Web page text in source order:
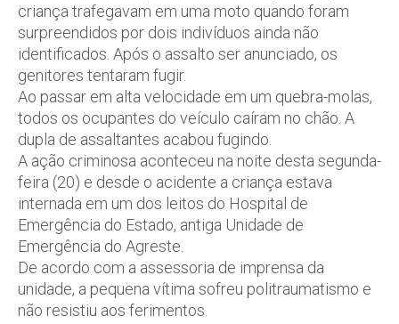
criança trafegavam em uma moto quando foram
surpreendidos por dois indivíduos ainda não
identificados. Após o assalto ser anunciado, os
genitores tentaram fugir.
Ao passar em alta velocidade em um quebra-molas,
todos os ocupantes do veículo caíram no chão. A
dupla de assaltantes acabou fugindo.
A ação criminosa aconteceu na noite desta segunda-
feira (20) e desde o acidente a criança estava
internada em um dos leitos do Hospital de
Emergência do Estado, antiga Unidade de
Emergência do Agreste.
De acordo com a assessoria de imprensa da
unidade, a pequena vítima sofreu politraumatismo e
não resistiu aos ferimentos.